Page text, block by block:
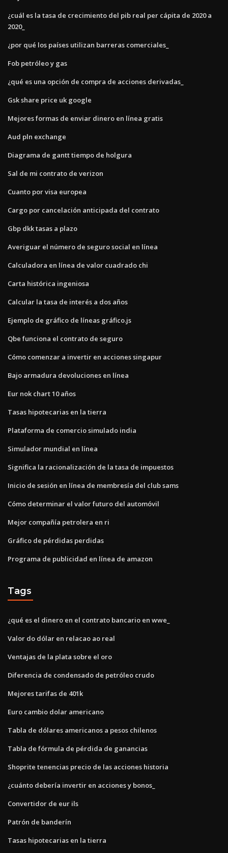
¿cuál es la tasa de crecimiento del pib real per cápita de 2020 a
2020_
¿por qué los países utilizan barreras comerciales_
Fob petróleo y gas
¿qué es una opción de compra de acciones derivadas_
Gsk share price uk google
Mejores formas de enviar dinero en línea gratis
Aud pln exchange
Diagrama de gantt tiempo de holgura
Sal de mi contrato de verizon
Cuanto por visa europea
Cargo por cancelación anticipada del contrato
Gbp dkk tasas a plazo
Averiguar el número de seguro social en línea
Calculadora en línea de valor cuadrado chi
Carta histórica ingeniosa
Calcular la tasa de interés a dos años
Ejemplo de gráfico de líneas gráfico.js
Qbe funciona el contrato de seguro
Cómo comenzar a invertir en acciones singapur
Bajo armadura devoluciones en línea
Eur nok chart 10 años
Tasas hipotecarias en la tierra
Plataforma de comercio simulado india
Simulador mundial en línea
Significa la racionalización de la tasa de impuestos
Inicio de sesión en línea de membresía del club sams
Cómo determinar el valor futuro del automóvil
Mejor compañía petrolera en ri
Gráfico de pérdidas perdidas
Programa de publicidad en línea de amazon
Tags
¿qué es el dinero en el contrato bancario en wwe_
Valor do dólar en relacao ao real
Ventajas de la plata sobre el oro
Diferencia de condensado de petróleo crudo
Mejores tarifas de 401k
Euro cambio dolar americano
Tabla de dólares americanos a pesos chilenos
Tabla de fórmula de pérdida de ganancias
Shoprite tenencias precio de las acciones historia
¿cuánto debería invertir en acciones y bonos_
Convertidor de eur ils
Patrón de banderín
Tasas hipotecarias en la tierra